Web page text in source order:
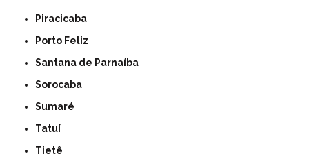
Piracicaba
Porto Feliz
Santana de Parnaíba
Sorocaba
Sumaré
Tatuí
Tietê